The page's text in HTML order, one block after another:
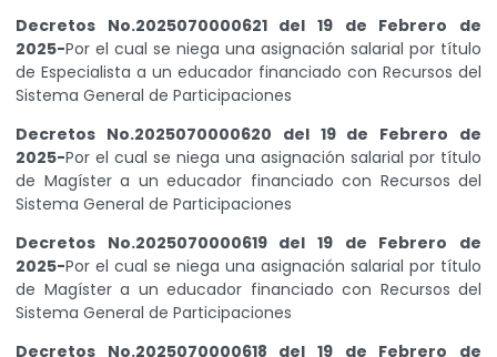
Decretos No.2025070000621 del 19 de Febrero de
2025-Por el cual se niega una asignación salarial por título
de Especialista a un educador financiado con Recursos del
Sistema General de Participaciones
Decretos No.2025070000620 del 19 de Febrero de
2025-Por el cual se niega una asignación salarial por título
de Magíster a un educador financiado con Recursos del
Sistema General de Participaciones
Decretos No.2025070000619 del 19 de Febrero de
2025-Por el cual se niega una asignación salarial por título
de Magíster a un educador financiado con Recursos del
Sistema General de Participaciones
Decretos No.2025070000618 del 19 de Febrero de